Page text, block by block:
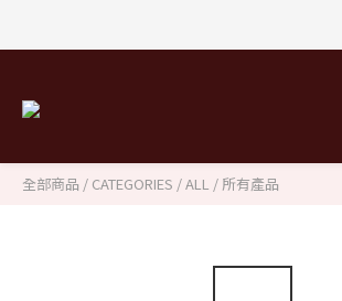
全部商品 / CATEGORIES /ALL / 所有產品